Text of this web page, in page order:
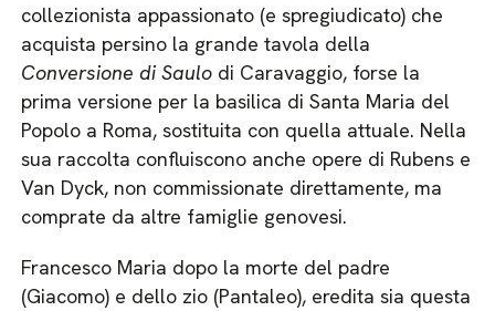
collezionista appassionato (e spregiudicato) che
acquista persino la grande tavola della
Conversione di Saulo di Caravaggio, forse la
prima versione per la basilica di Santa Maria del
Popolo a Roma, sostituita con quella attuale. Nella
sua raccolta confluiscono anche opere di Rubens e
Van Dyck, non commissionate direttamente, ma
comprate da altre famiglie genovesi.
Francesco Maria dopo la morte del padre
(Giacomo) e dello zio (Pantaleo), eredita sia questa